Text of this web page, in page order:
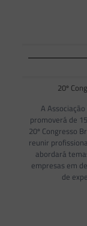
20º
A
promoverá de
20º Congresso
reunir
abordará
empresas em
de